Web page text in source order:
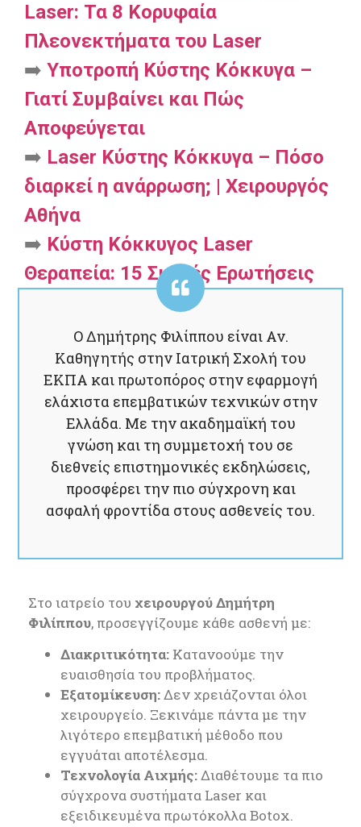
Laser: Τα 8 Κορυφαία
Πλεονεκτήματα του Laser
➡️ Υποτροπή Κύστης Κόκκυγα –
Γιατί Συμβαίνει και Πώς
Αποφεύγεται
➡️ Laser Κύστης Κόκκυγα – Πόσο
διαρκεί η ανάρρωση; | Χειρουργός
Αθήνα
➡️ Κύστη Κόκκυγος Laser
Θεραπεία: 15 Συχνές Ερωτήσεις
και απαντήσεις απο ειδικό
Ο Δημήτρης Φιλίππου είναι Αν.
Καθηγητής στην Ιατρική Σχολή του
ΕΚΠΑ και πρωτοπόρος στην εφαρμογή
ελάχιστα επεμβατικών τεχνικών στην
Ελλάδα. Με την ακαδημαϊκή του
γνώση και τη συμμετοχή του σε
διεθνείς επιστημονικές εκδηλώσεις,
προσφέρει την πιο σύγχρονη και
ασφαλή φροντίδα στους ασθενείς του.
Στο ιατρείο του χειρουργού Δημήτρη
Φιλίππου, προσεγγίζουμε κάθε ασθενή με:
Διακριτικότητα: Κατανοούμε την
ευαισθησία του προβλήματος.
Εξατομίκευση:Δεν χρειάζονται όλοι
χειρουργείο. Ξεκινάμε πάντα με την
λιγότερο επεμβατική μέθοδο που
εγγυάται αποτέλεσμα.
Τεχνολογία Αιχμής:Διαθέτουμε τα πιο
σύγχρονα συστήματα Laser και
εξειδικευμένα πρωτόκολλα Botox.